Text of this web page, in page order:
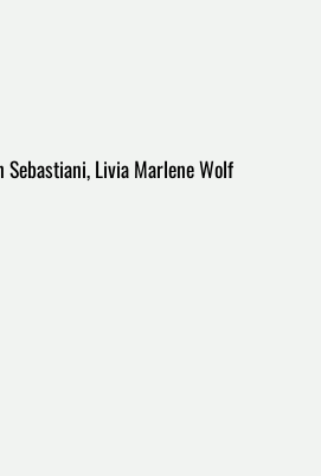
Sebastiani, Livia Marlene Wolf